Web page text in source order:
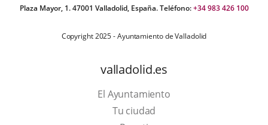
Plaza Mayor, 1. 47001 Valladolid, España. Teléfono:+34 983 426 100
Copyright 2025 - Ayuntamiento de Valladolid
valladolid.es
El Ayuntamiento
Tu ciudad